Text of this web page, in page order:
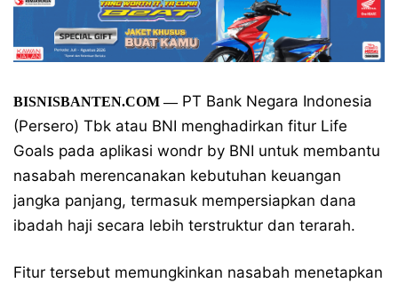
BISNISBANTEN.COM—PT Bank Negara Indonesia
(Persero) Tbk atau BNI menghadirkan fitur Life
Goals pada aplikasi wondr by BNI untuk membantu
nasabah merencanakan kebutuhan keuangan
jangka panjang, termasuk mempersiapkan dana
ibadah haji secara lebih terstruktur dan terarah.
Fitur tersebut memungkinkan nasabah menetapkan